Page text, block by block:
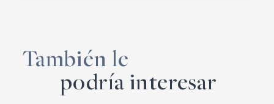
También le
podría interesar